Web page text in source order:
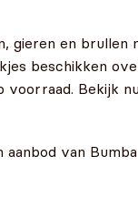
gieren en brullen
beschikken
voorraad. Bekijk
van Bumba